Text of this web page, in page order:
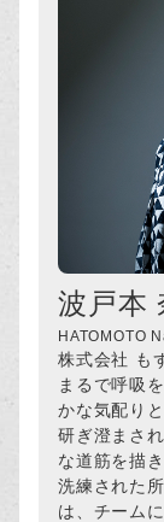
波戸本
HATOMOTO
株式会社 も
まるで呼吸
かな気配りと
研ぎ澄まさ
な道筋を描き
洗練された
は、チーム